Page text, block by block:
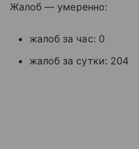
Жалоб — умеренно:
жалоб за час: 0
жалоб за сутки: 204